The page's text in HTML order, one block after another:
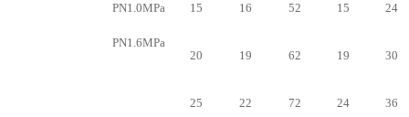
PN1.0MPa
PN1.6MPa
15 16 52 15 24
20 19 62 19 30
25 22 72 24 36